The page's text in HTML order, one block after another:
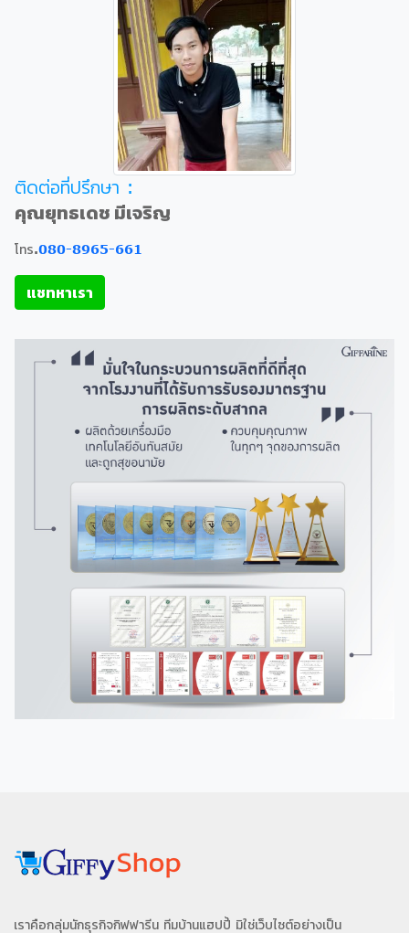
ติดต่อที่ปรึกษา :
คุณยุทธเดช มีเจริญ
โทร.080-8965-661
แชทหาเรา
เราคือกลุ่มนักธุรกิจกิฟฟารีน ทีมบ้านแฮปปี้ มิใช่เว็บไซต์อย่างเป็น